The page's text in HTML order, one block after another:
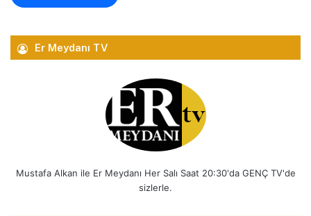
Er Meydanı TV
Mustafa Alkan ile Er Meydanı Her Salı Saat 20:30'da GENÇ TV'de
sizlerle.